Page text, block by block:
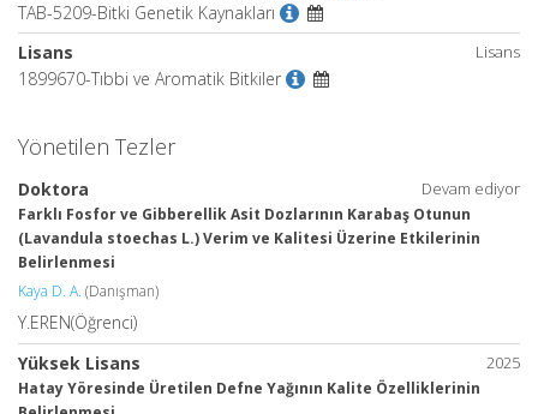
TAB-5209-Bitki Genetik Kaynakları
Lisans
Lisans
1899670-Tıbbi ve Aromatik Bitkiler
Yönetilen Tezler
Devam ediyor
Doktora
Farklı Fosfor ve Gibberellik Asit Dozlarının Karabaş Otunun
(Lavandula stoechas L.) Verim ve Kalitesi Üzerine Etkilerinin
Belirlenmesi
Kaya D. A. (Danışman)
Y.EREN(Öğrenci)
2025
Yüksek Lisans
Hatay Yöresinde Üretilen Defne Yağının Kalite Özelliklerinin